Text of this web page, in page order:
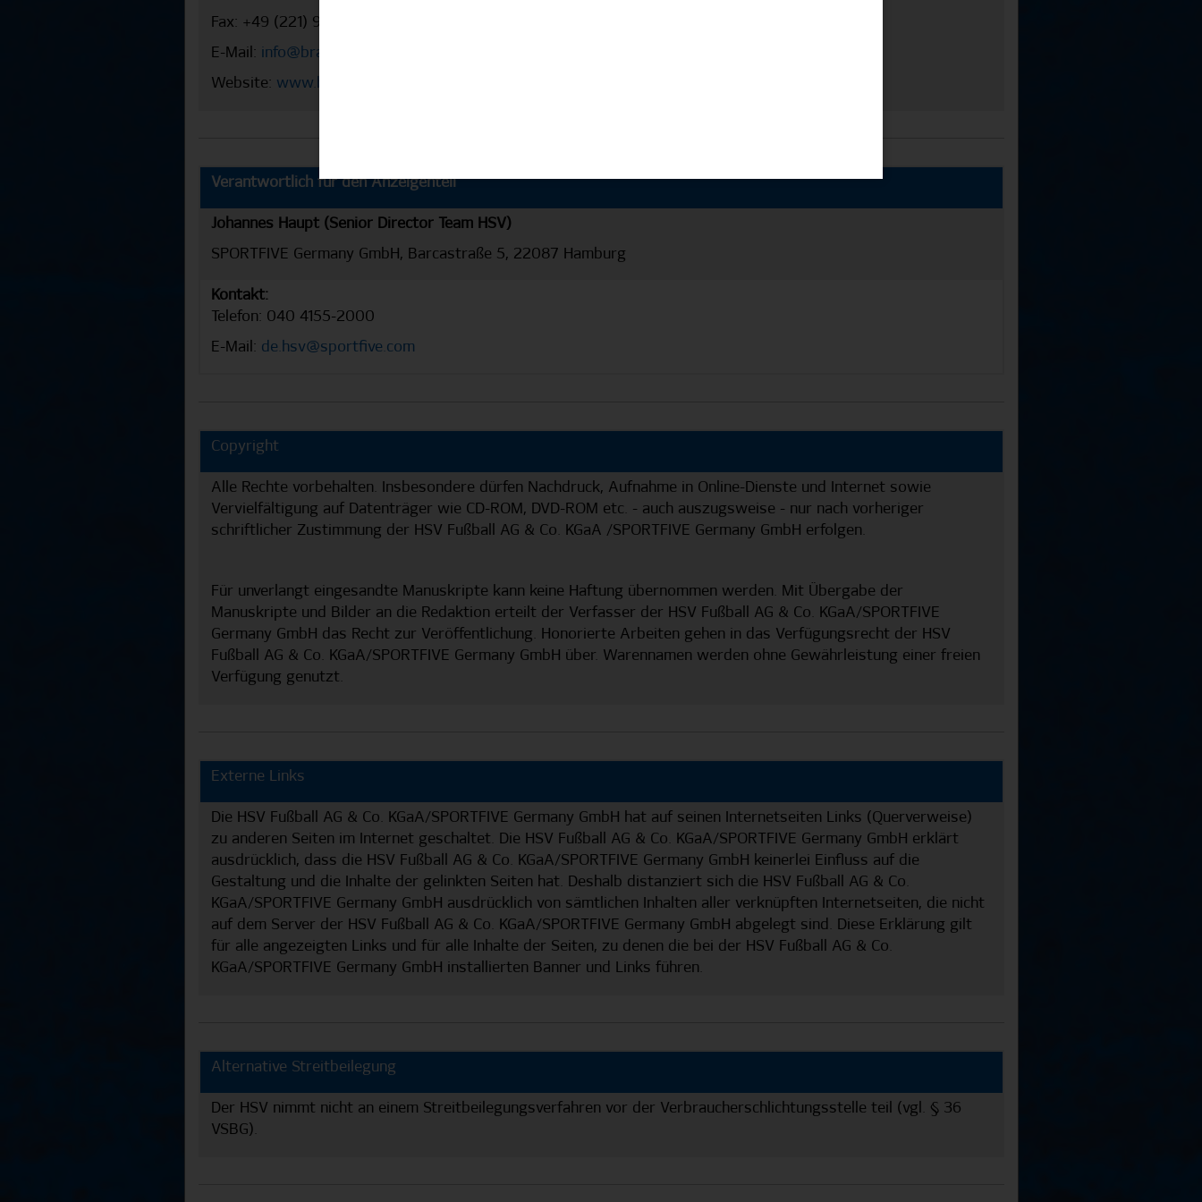
Fax: +49 (221) 91 39 20-29
E-Mail: info@brandung.de
Website: www.brandung.de
Verantwortlich für den Anzeigenteil
Johannes Haupt (Senior Director Team HSV)
SPORTFIVE Germany GmbH, Barcastraße 5, 22087 Hamburg
Kontakt:
Telefon: 040 4155-2000
E-Mail: de.hsv@sportfive.com
Copyright
Alle Rechte vorbehalten. Insbesondere dürfen Nachdruck, Aufnahme in Online-Dienste und Internet sowie
Vervielfältigung auf Datenträger wie CD-ROM, DVD-ROM etc. - auch auszugsweise - nur nach vorheriger
schriftlicher Zustimmung der HSV Fußball AG & Co. KGaA /SPORTFIVE Germany GmbH erfolgen.
Für unverlangt eingesandte Manuskripte kann keine Haftung übernommen werden. Mit Übergabe der
Manuskripte und Bilder an die Redaktion erteilt der Verfasser der HSV Fußball AG & Co. KGaA/SPORTFIVE
Germany GmbH das Recht zur Veröffentlichung. Honorierte Arbeiten gehen in das Verfügungsrecht der HSV
Fußball AG & Co. KGaA/SPORTFIVE Germany GmbH über. Warennamen werden ohne Gewährleistung einer freien
Verfügung genutzt.
Externe Links
Die HSV Fußball AG & Co. KGaA/SPORTFIVE Germany GmbH hat auf seinen Internetseiten Links (Querverweise)
zu anderen Seiten im Internet geschaltet. Die HSV Fußball AG & Co. KGaA/SPORTFIVE Germany GmbH erklärt
ausdrücklich, dass die HSV Fußball AG & Co. KGaA/SPORTFIVE Germany GmbH keinerlei Einfluss auf die
Gestaltung und die Inhalte der gelinkten Seiten hat. Deshalb distanziert sich die HSV Fußball AG & Co.
KGaA/SPORTFIVE Germany GmbH ausdrücklich von sämtlichen Inhalten aller verknüpften Internetseiten, die nicht
auf dem Server der HSV Fußball AG & Co. KGaA/SPORTFIVE Germany GmbH abgelegt sind. Diese Erklärung gilt
für alle angezeigten Links und für alle Inhalte der Seiten, zu denen die bei der HSV Fußball AG & Co.
KGaA/SPORTFIVE Germany GmbH installierten Banner und Links führen.
Alternative Streitbeilegung
Der HSV nimmt nicht an einem Streitbeilegungsverfahren vor der Verbraucherschlichtungsstelle teil (vgl. § 36
VSBG).